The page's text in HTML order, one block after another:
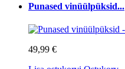
Punased vinüülpüksid...
49,99 €